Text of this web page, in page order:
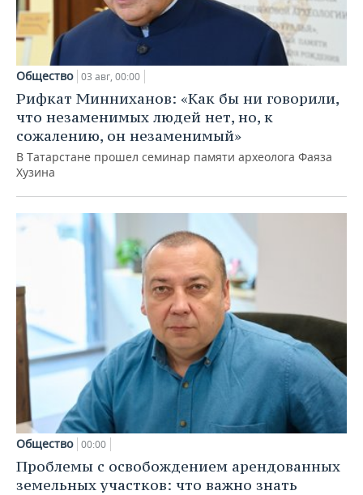
Общество 03 авг, 00:00
Рифкат Минниханов: «Как бы ни говорили,
что незаменимых людей нет, но, к
сожалению, он незаменимый»
В Татарстане прошел семинар памяти археолога Фаяза
Хузина
Общество 00:00
Проблемы с освобождением арендованных
земельных участков: что важно знать